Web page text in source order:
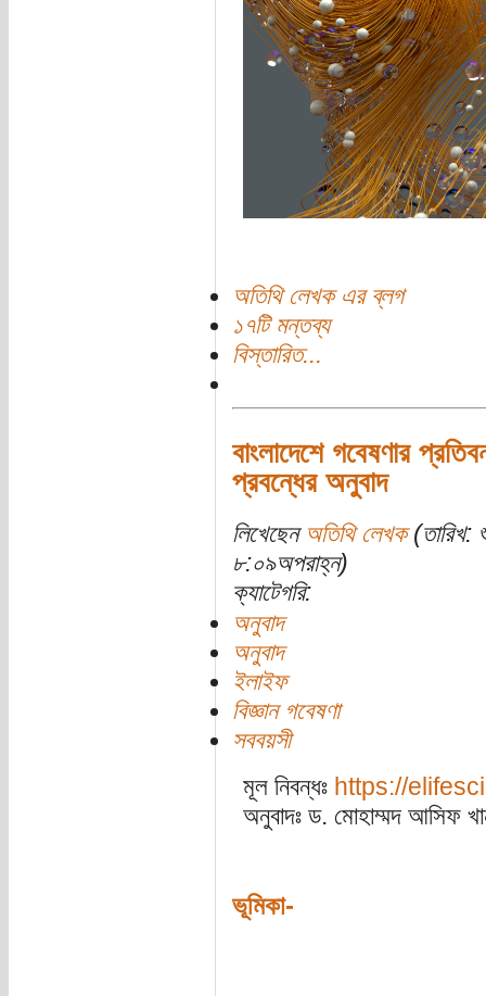
অতিথি লেখক এর ব্লগ
১৭টি মন্তব্য
বিস্তারিত...
বাংলাদেশে গবেষণার
প্রবন্ধের অনুবাদ
লিখেছেন অতিথি লেখক(তারিখ:
৮:০৯অপরাহ্ন)
ক্যাটেগরি:
অনুবাদ
অনুবাদ
ইলাইফ
বিজ্ঞান গবেষণা
সববয়সী
মূল নিবন্ধঃ https://
অনুবাদঃ ড. মোহাম্মদ আসিফ
ভূমিকা-